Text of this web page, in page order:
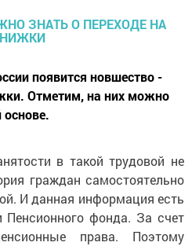
появится новшество -
Отметим, на них можно
основе.
в такой трудовой не
граждан самостоятельно
И данная информация есть
Пенсионного фонда. За счет
права. Поэтому